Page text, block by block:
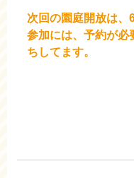
次回の園庭開放は、
参加には、予約が必
ちしてます。